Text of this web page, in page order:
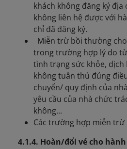
khách không đăng ký địa
không liên hệ được với
chỉ đã đăng ký.
Miễn trừ bồi thường
trong trường hợp lý do
tình trạng sức khỏe, dịch
không tuân thủ đúng
chuyển/ quy định của
yêu cầu của nhà chức
không...
Các trường hợp miễn trừ
4.1.4. Hoàn/đổi vé cho